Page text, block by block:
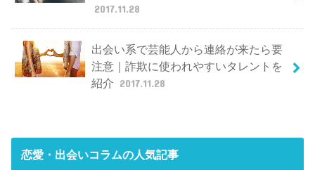
2017.11.28
出会い系で芸能人から連絡が来たら要
注意｜詐欺に使われやすいタレントを
紹介 2017.11.28
恋愛・出会いコラムの人気記事